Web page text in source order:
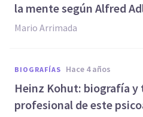
la mente según Alfred
Mario Arrimada
BIOGRAFÍAS hace 4 años
Heinz Kohut: biografía y
profesional de este